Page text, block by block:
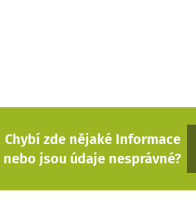
Chybí zde nějaké Informace
nebo jsou údaje nesprávné?